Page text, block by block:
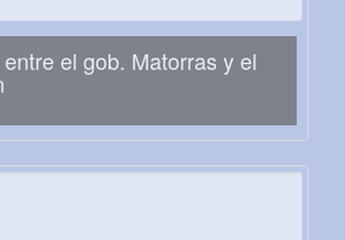
el gob. Matorras y el